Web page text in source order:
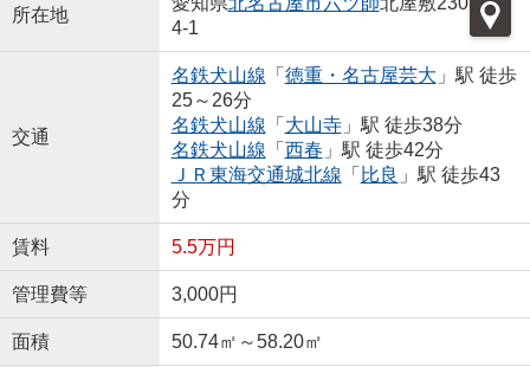
所在地
4-1
交通
名鉄犬山線 「 徳重・名古屋芸大 」駅 徒歩
25～26分
名鉄犬山線 「 大山寺」駅 徒歩38分
名鉄犬山線 「 西春 」駅 徒歩42分
ＪＲ東海交通城北線 「 比良 」駅 徒歩43
分
賃料 5.5万円
管理費等 3,000円
面積 50.74㎡～58.20㎡